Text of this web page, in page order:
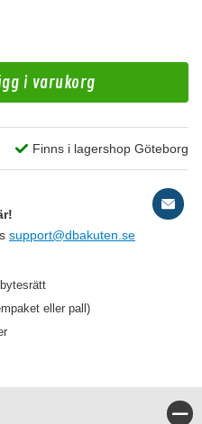
i varukorg
Finns i lagershop Göteborg
support@dbakuten.se
eller pall)